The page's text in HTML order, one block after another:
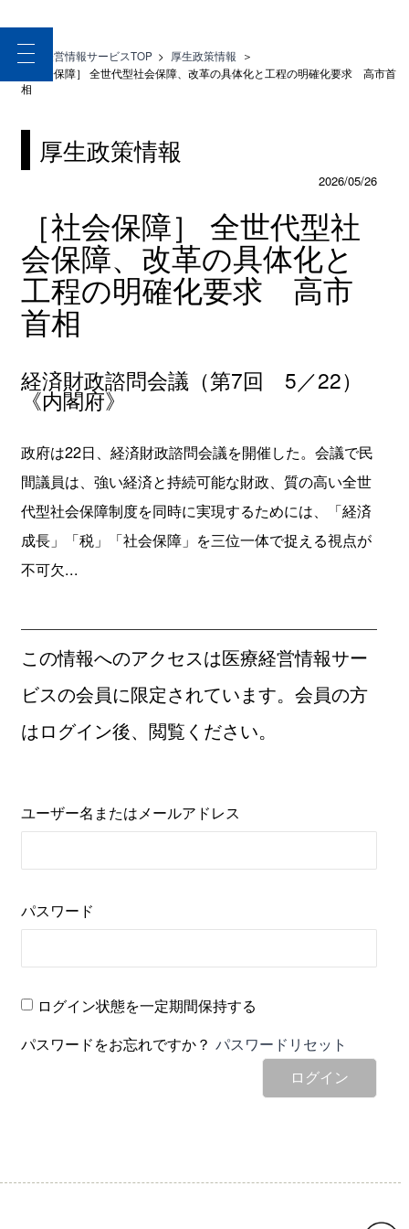
toggle
navigation
医療経営情報サービスTOP > 厚生政策情報 ＞
［社会保障］ 全世代型社会保障、改革の具体化と工程の明確化要求 高市首
相
厚生政策情報
2026/05/26
［社会保障］ 全世代型社
会保障、改革の具体化と
工程の明確化要求 高市
首相
経済財政諮問会議（第7回 5／22）
《内閣府》
政府は22日、経済財政諮問会議を開催した。会議で民
間議員は、強い経済と持続可能な財政、質の高い全世
代型社会保障制度を同時に実現するためには、「経済
成長」「税」「社会保障」を三位一体で捉える視点が
不可欠...
この情報へのアクセスは医療経営情報サー
ビスの会員に限定されています。会員の方
はログイン後、閲覧ください。
ユーザー名またはメールアドレス
パスワード
ログイン状態を一定期間保持する
パスワードをお忘れですか？パスワードリセット
ログイン